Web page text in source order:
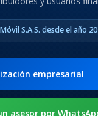
2021 SM-
Galaxy
x205
S.A.S. desde el año
empresarial
asesor por